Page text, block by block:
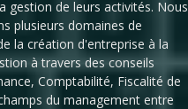
gestion de leurs activités. Nous
plusieurs domaines de
la création d'entreprise à la
à travers des conseils
Comptabilité, Fiscalité de
du management entre